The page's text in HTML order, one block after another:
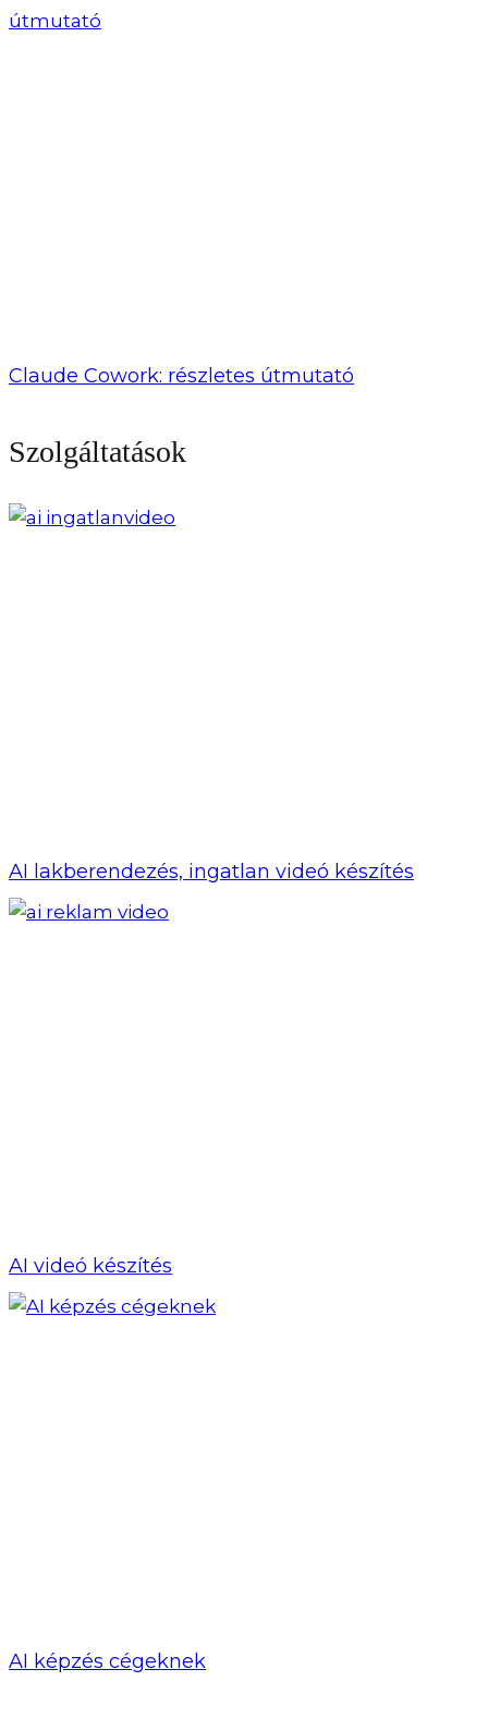
Claude Cowork: részletes útmutató
Szolgáltatások
AI lakberendezés, ingatlan videó készítés
AI videó készítés
AI képzés cégeknek